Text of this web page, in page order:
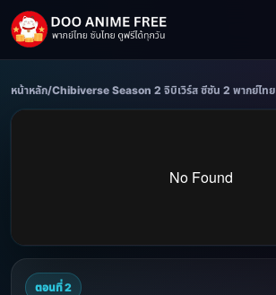
หน้าหลัก/Chibiverse Season 2 จิบิเวิร์ส ซีซัน 2 พากย์ไทย
ตอนที่ 2